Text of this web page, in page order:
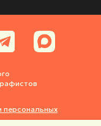
персональных